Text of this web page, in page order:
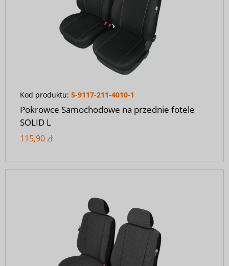
Kod produktu: 5-9117-211-4010-1
Pokrowce Samochodowe na przednie fotele
SOLID L
115,90 zł